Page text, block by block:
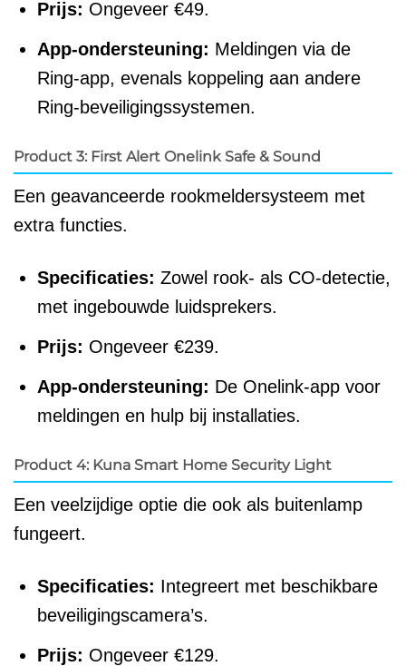
Prijs: Ongeveer €49.
App-ondersteuning: Meldingen via de
Ring-app, evenals koppeling aan andere
Ring-beveiligingssystemen.
Product 3: First Alert Onelink Safe & Sound
Een geavanceerde rookmeldersysteem met
extra functies.
Specificaties: Zowel rook- als CO-detectie,
met ingebouwde luidsprekers.
Prijs: Ongeveer €239.
App-ondersteuning: De Onelink-app voor
meldingen en hulp bij installaties.
Product 4: Kuna Smart Home Security Light
Een veelzijdige optie die ook als buitenlamp
fungeert.
Specificaties: Integreert met beschikbare
beveiligingscamera’s.
Prijs: Ongeveer €129.